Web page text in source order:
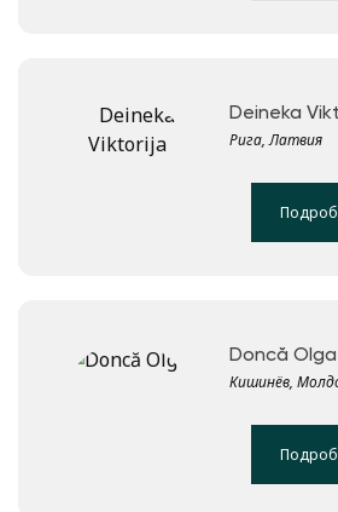
Deineka
Рига, Латвия
Doncă Olga
Кишинёв,